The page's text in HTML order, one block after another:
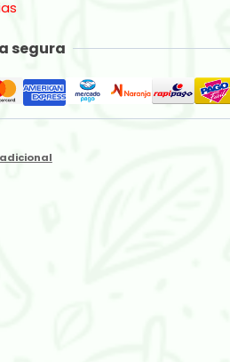
segura